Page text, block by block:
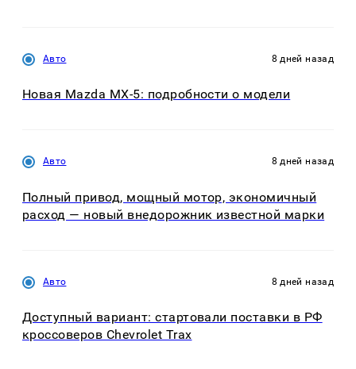
Авто 8 дней назад
Новая Mazda MX-5: подробности о модели
Авто 8 дней назад
Полный привод, мощный мотор, экономичный
расход — новый внедорожник известной марки
Авто 8 дней назад
Доступный вариант: стартовали поставки в РФ
кроссоверов Chevrolet Trax